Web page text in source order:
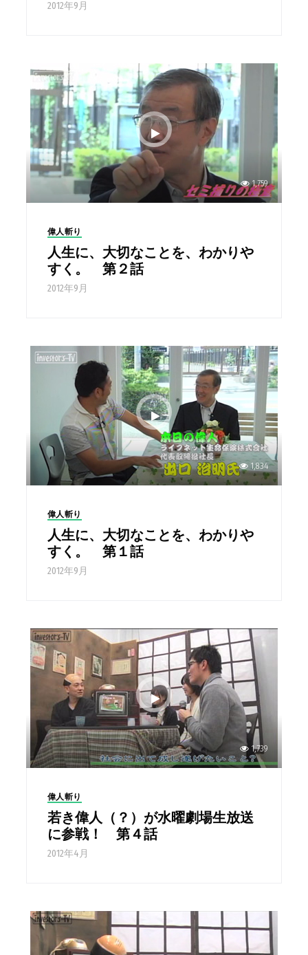
2012年9月
1,759
偉人斬り
人生に、大切なことを、わかりや
すく。 第２話
2012年9月
1,834
偉人斬り
人生に、大切なことを、わかりや
すく。 第１話
2012年9月
1,739
偉人斬り
若き偉人（？）が水曜劇場生放送
に参戦！ 第４話
2012年4月